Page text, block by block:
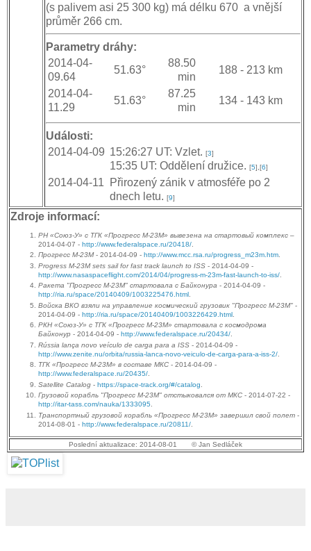
(s palivem asi 25 300 kg) má délku 670 a vnější
průměr 266 cm.
Parametry dráhy:
2014-04-
09.64
51.63°
88.50
min
188 - 213 km
2014-04-
11.29
51.63°
87.25
min
134 - 143 km
Události:
2014-04-09 15:26:27 UT: Vzlet. [3]
15:35 UT: Oddělení družice. [5],[6]
2014-04-11
Přirozený zánik v atmosféře po 2
dnech letu. [9]
Zdroje informací:
РН «Союз-У» с ТГК «Прогресс М-23М» вывезена на стартовый комплекс –
2014-04-07 - http://www.federalspace.ru/20418/
Прогресс М-23М- 2014-04-09 - http://www.mcc.rsa.ru/progress_m23m.htm.
Progress M-23M sets sail for fast track launch to ISS - 2014-04-09 -
http://www.nasaspaceflight.com/2014/04/progress-m-23m-fast-launch-to-iss/
Ракета "Прогресс М-23М" стартовала с Байконура - 2014-04-09 -
http://ria.ru/space/20140409/1003225476.html.
Войска ВКО взяли на управление космический грузовик "Прогресс М-23М" -
2014-04-09 - http://ria.ru/space/20140409/1003226429.html
РКН «Союз-У» с ТГК «Прогресс М-23М» стартовала с космодрома
Байконур - 2014-04-09 - http://www.federalspace.ru/20434/.
Rússia lança novo veículo de carga para a ISS - 2014-04-09 -
http://www.zenite.nu/orbita/russia-lanca-novo-veiculo-de-carga-para-a-iss-2/
ТГК «Прогресс М-23М» в составе МКС - 2014-04-09 -
http://www.federalspace.ru/20435/.
Satellite Catalog - https://space-track.org/#/catalog
Грузовой корабль "Прогресс М-23М" отстыковался от МКС - 2014-07-22 -
http://itar-tass.com/nauka/1333095.
Транспортный грузовой корабль «Прогресс М-23М» завершил свой полет -
2014-08-01 - http://www.federalspace.ru/20811/
Poslední aktualizace: 2014-08-01 © Jan Sedláček